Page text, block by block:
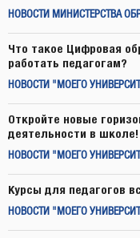
НОВОСТИ МИНИСТЕРСТВА
Что такое Цифровая
работать педагогам?
НОВОСТИ "МОЕГО
Откройте новые
деятельности в школе!
НОВОСТИ "МОЕГО
Курсы для педагогов
НОВОСТИ "МОЕГО